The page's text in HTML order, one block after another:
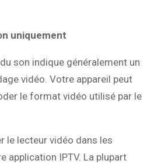
uniquement
son indique généralement un
vidéo. Votre appareil peut
le format vidéo utilisé par le
le lecteur vidéo dans les
application IPTV. La plupart